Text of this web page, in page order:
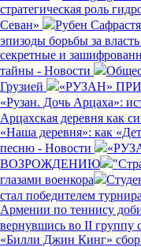
стратегическая роль
Севан»
Рубен
эпизоды борьбы за
секретные и
тайны - Новости
Грузией
«РУЗАН»
«Рузан. Дочь Арцаха»:
Арцахская деревня как
«Наша деревня»: как
песню - Новости
ВОЗРОЖДЕНИЮ
глазами военкора
стал победителем
Армении по теннису
вернувшись во II группу
«Билли Джин Кинг»